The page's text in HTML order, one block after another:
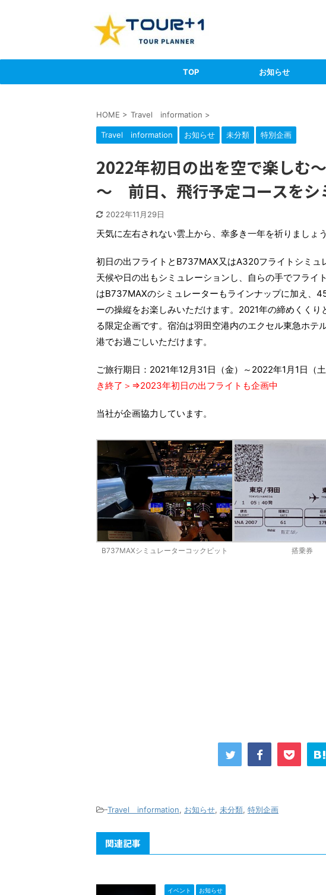
TOP お知らせ
HOME > Travel information >
Travel information お知らせ 未分類 特別企画
2022年初日の出を空で楽しむ
～ 前日、飛行予定コースをシ
2022年11月29日
天気に左右されない雲上から、幸多き一年を祈りましょ
初日の出フライトとB737MAX又はA320フライトシミュ
天候や日の出もシミュレーションし、自らの手でフライ
はB737MAXのシミュレーターもラインナップに加え、
ーの操縦をお楽しみいただけます。2021年の締めくく
る限定企画です。宿泊は羽田空港内のエクセル東急ホテ
港でお過ごしいただけます。
ご旅行期日：2021年12月31日（金）～2022年1月1日
き終了＞⇒2023年初日の出フライトも企画中
当社が企画協力しています。
B737MAXシミュレーターコックピット 搭乗券
-Travel information, お知らせ, 未分類, 特別企画
関連記事
イベント お知らせ